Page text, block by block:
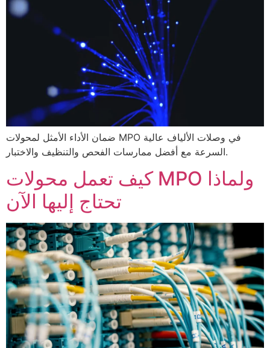
ضمان الأداء الأمثل لمحولات MPO في وصلات الألياف عالية
السرعة مع أفضل ممارسات الفحص والتنظيف والاختبار.
كيف تعمل محولات MPO ولماذا